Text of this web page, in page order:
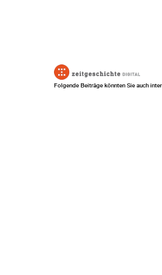
Folgende Beiträge könnten Sie auch